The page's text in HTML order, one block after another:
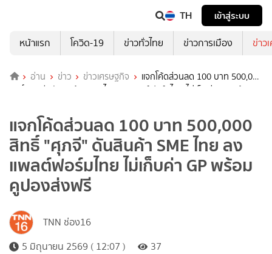
TH
เข้าสู่ระบบ
หน้าแรก
โควิด-19 ข่าวทั่วไทย ข่าวการเมือง ข่าว
อ่าน ข่าว ข่าวเศรษฐกิจ
แจกโค้ดส่วนลด 100 บาท 500,000
สิทธิ์ "ศุภจี" ดันสินค้า SME ไทย ลงแพลต์ฟอร์มไทย ไม่เก็บค่า GP พร้อม
แจกโค้ดส่วนลด 100 บาท 500,000
สิทธิ์ "ศุภจี" ดันสินค้า SME ไทย ลง
แพลต์ฟอร์มไทย ไม่เก็บค่า GP พร้อม
คูปองส่งฟรี
TNN ช่อง16
5 มิถุนายน 2569 ( 12:07 )
37